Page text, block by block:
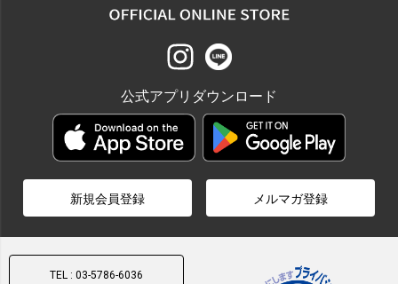
公式アプリダウンロード
新規会員登録 メルマガ登録
TEL : 03-5786-6036